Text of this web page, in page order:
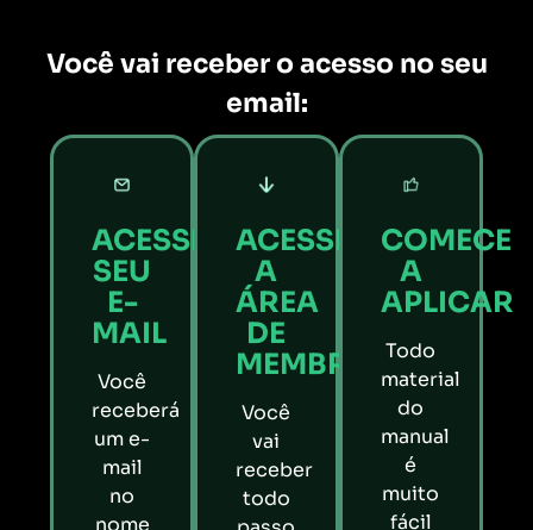
Você vai receber o acesso no seu
email:
ACESSE
SEU
E-
MAIL
Você
receberá
um e-
mail
no
nome
ACESSE
A
ÁREA
DE
MEMBROS
Você
vai
receber
todo
COMECE
A
APLICAR
Todo
material
do
manual
é
muito
fácil